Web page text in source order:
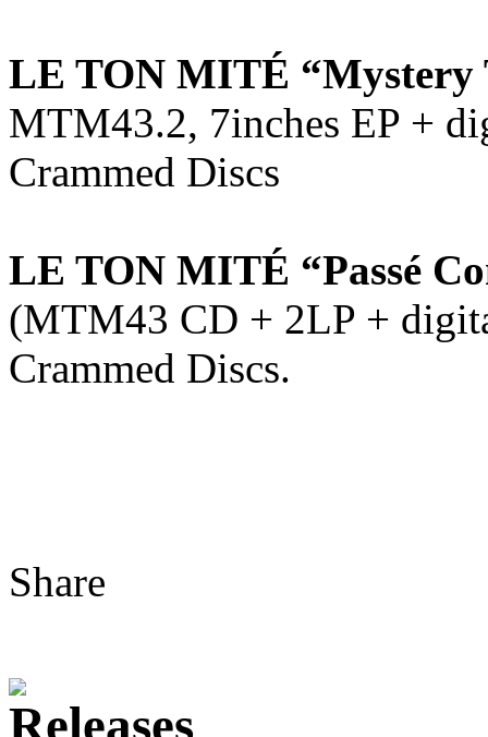
LE TON MITÉ “Mystery
MTM43.2, 7inches EP +
Crammed Discs
LE TON MITÉ “Passé
(MTM43 CD + 2LP +
Crammed Discs.
Share